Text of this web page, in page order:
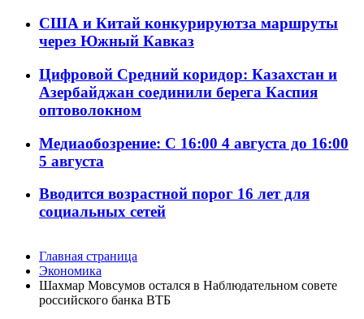
США и Китай конкурируютза маршруты
через Южный Кавказ
Цифровой Средний коридор: Казахстан и
Азербайджан соединили берега Каспия
оптоволокном
Медиаобозрение: С 16:00 4 августа до 16:00
5 августа
Вводится возрастной порог 16 лет для
социальных сетей
Главная страница
Экономика
Шахмар Мовсумов остался в Наблюдательном совете
российского банка ВТБ